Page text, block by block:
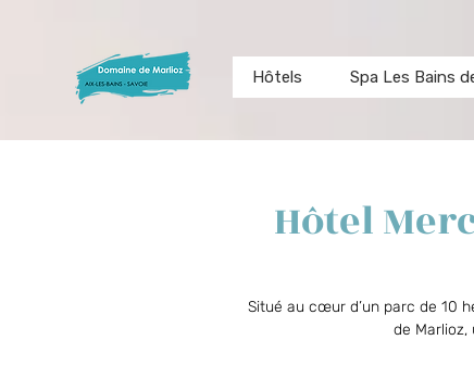
Hôtels Spa Les Bains
Hôtel
Situé au cœur d’un parc de 10
de